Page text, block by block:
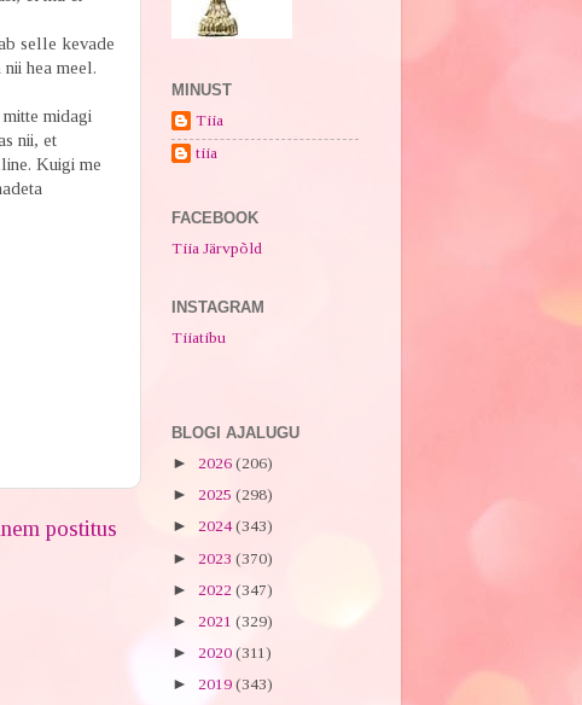
selle kevade
hea meel.
midagi
nii, et
Kuigi me
postitus
MINUST
Tiia
tiia
FACEBOOK
Tiia Järvpõld
INSTAGRAM
Tiiatibu
BLOGI AJALUGU
► 2026 (206)
► 2025 (298)
► 2024(343)
► 2023 (370)
► 2022 (347)
► 2021 (329)
► 2020 (311)
► 2019 (343)